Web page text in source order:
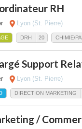
RH
Lyon (St. Pierre)
DRH 20 CHIMIE/
Support
Lyon (St. Pierre)
DIRECTION MARKETING
/